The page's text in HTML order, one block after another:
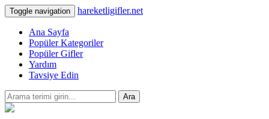
Toggle navigation hareketligifler.net
Ana Sayfa
Popüler Kategoriler
Popüler Gifler
Yardım
Tavsiye Edin
Ara